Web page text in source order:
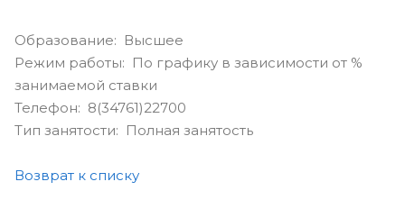
Образование: Высшее
Режим работы: По графику в зависимости от %
занимаемой ставки
Телефон: 8(34761)22700
Тип занятости: Полная занятость
Возврат к списку